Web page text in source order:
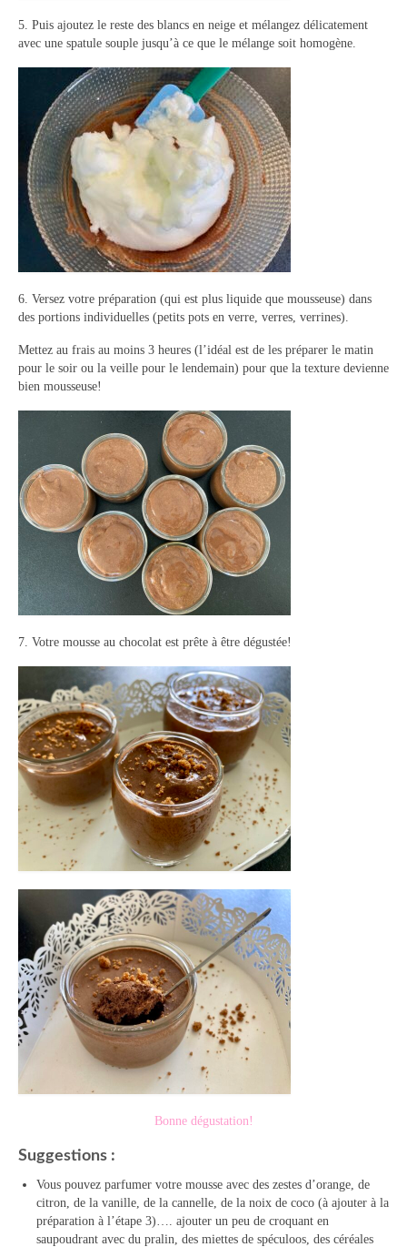
5. Puis ajoutez le reste des blancs en neige et mélangez délicatement
avec une spatule souple jusqu’à ce que le mélange soit homogène.
6. Versez votre préparation (qui est plus liquide que mousseuse) dans
des portions individuelles (petits pots en verre, verres, verrines).
Mettez au frais au moins 3 heures (l’idéal est de les préparer le matin
pour le soir ou la veille pour le lendemain) pour que la texture devienne
bien mousseuse!
7. Votre mousse au chocolat est prête à être dégustée!
Bonne dégustation!
Suggestions :
Vous pouvez parfumer votre mousse avec des zestes d’orange, de
citron, de la vanille, de la cannelle, de la noix de coco (à ajouter à la
préparation à l’étape 3)…. ajouter un peu de croquant en
saupoudrant avec du pralin, des miettes de spéculoos, des céréales